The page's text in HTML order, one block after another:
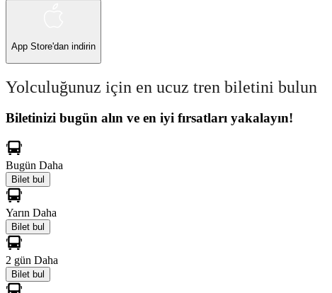
App Store'dan indirin
Yolculuğunuz için en ucuz tren biletini bulun
Biletinizi bugün alın ve en iyi fırsatları yakalayın!
Bugün Daha
Bilet bul
Yarın Daha
Bilet bul
2 gün Daha
Bilet bul